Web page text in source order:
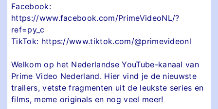
Facebook:
https://www.facebook.com/PrimeVideoNL/?
ref=py_c
TikTok: https://www.tiktok.com/@primevideonl
Welkom op het Nederlandse YouTube-kanaal van
Prime Video Nederland. Hier vind je de nieuwste
trailers, vetste fragmenten uit de leukste series en
films, meme originals en nog veel meer!